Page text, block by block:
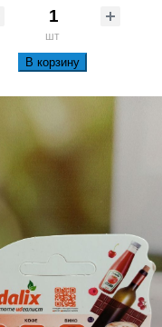
шт
В корзину